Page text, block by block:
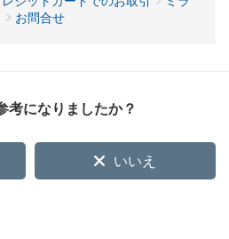
お問合せ
考になりましたか？
いいえ